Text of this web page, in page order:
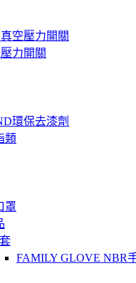
空壓力開關
力開關
環保去漆劑
類
罩
FAMILY GLOVE NBR